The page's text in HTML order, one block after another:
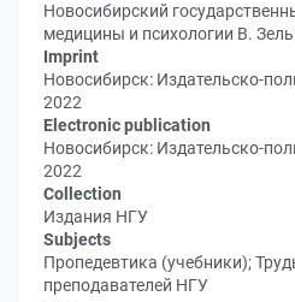
Новосибирский
медицины и психологии В.
Imprint
Новосибирск: Издательско-
2022
Electronic publication
Новосибирск: Издательско-
2022
Collection
Издания НГУ
Subjects
Пропедевтика (учебники);
преподавателей НГУ